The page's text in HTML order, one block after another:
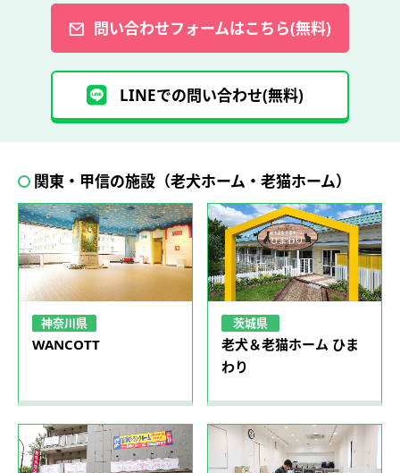
問い合わせフォームはこちら(無料)
LINEでの問い合わせ(無料)
関東・甲信の施設（老犬ホーム・老猫ホーム）
神奈川県
WANCOTT
茨城県
老犬＆老猫ホーム ひま
わり